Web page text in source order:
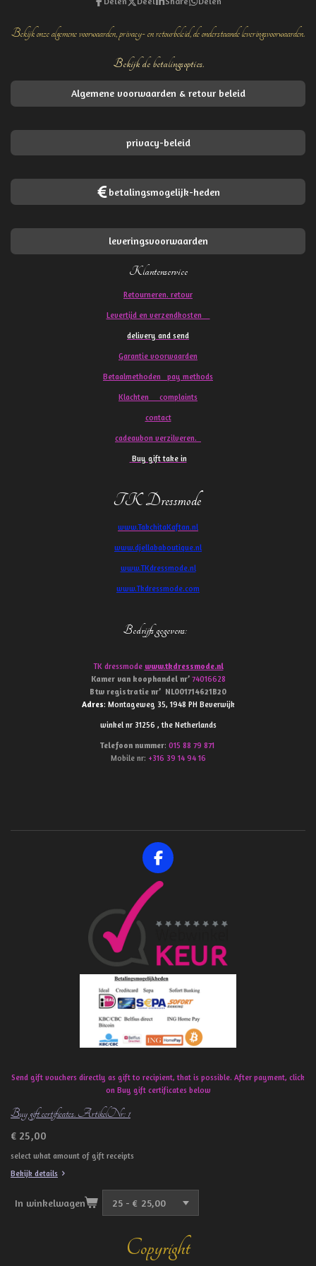
Bekijk onze algemene voorwaarden, privacy- en retourbeleid, de onderstaande leveringsvoorwaarden.
Bekijk de betalingsopties.
Algemene voorwaarden & retour beleid
privacy-beleid
betalingsmogelijk-heden
leveringsvoorwaarden
Klantenservice
Retourneren. retour
Levertijd en verzendkosten
delivery and send
Garantie voorwaarden
Betaalmethoden pay methods
Klachten complaints
contact
cadeaubon verzilveren.
Buy gift take in
TK Dressmode
www.TakchitaKaftan.nl
www.djellababoutique.nl
www.TKdressmode.nl
www.Tkdressmode.com
Bedrijfs gegevens:
TK dressmode www.tkdressmode.nl
Kamer van koophandel nr’ 74016628
Btw registratie nr’ NL001714621B20
Adres: Montageweg 35, 1948 PH Beverwijk
winkel nr 31256 , the Netherlands
Telefoon nummer: 015 88 79 871
Mobile nr: +316 39 14 94 16
F
a
c
b
o
k
Send gift vouchers directly as gift to recipient, that is possible. After payment, click
on Buy gift certificates below
Buy gift certificates. ArtikelNr: 1
€ 25,00
select what amount of gift receipts
Bekijk details
In winkelwagen
Copyright